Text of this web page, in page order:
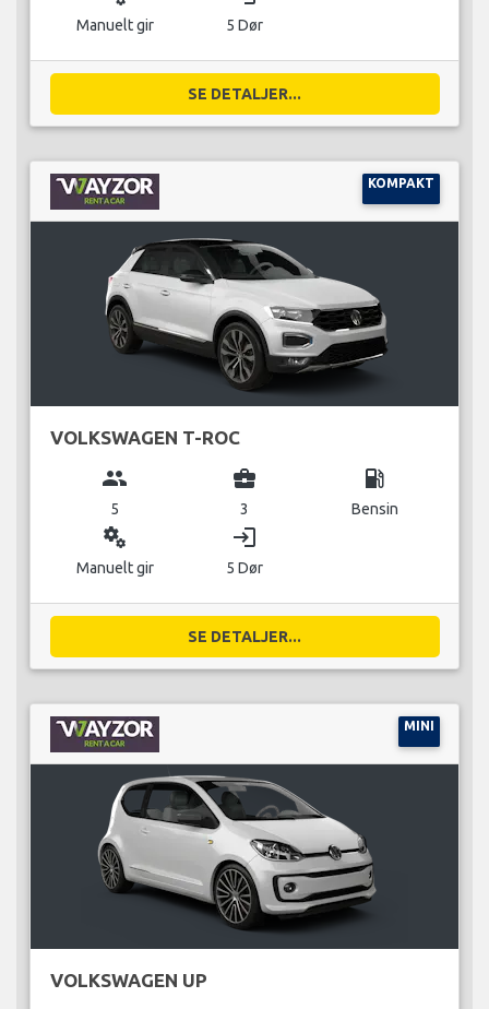
Manuelt gir 5 Dør
SE DETALJER...
KOMPAKT
VOLKSWAGEN T-ROC
group
5
business_center
3
local_gas_station
Bensin
miscellaneous_services
Manuelt gir
login
5 Dør
SE DETALJER...
MINI
VOLKSWAGEN UP